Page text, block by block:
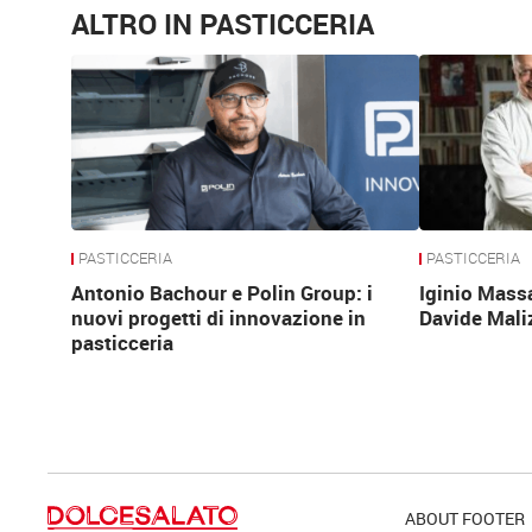
ALTRO IN PASTICCERIA
PASTICCERIA
Antonio Bachour e Polin Group: i
nuovi progetti di innovazione in
pasticceria
PASTICCERIA
Iginio
Davide
ABOUT FOOTER